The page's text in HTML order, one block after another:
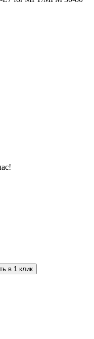
в 1 клик